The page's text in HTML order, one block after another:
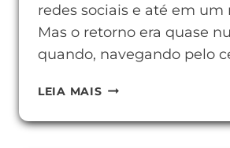
redes sociais e até em um
Mas o retorno era quase
quando, navegando pelo
LEIA MAISUSAR